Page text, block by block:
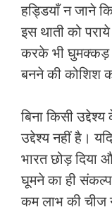
हड्डियाँ न जाने
इस थाती को
करके भी घुमक्कड़
बनने की कोशिश
बिना किसी
उद्देश्‍य नहीं है।
भारत छोड़ दिया
घूमने का ही
कम लाभ की चीज